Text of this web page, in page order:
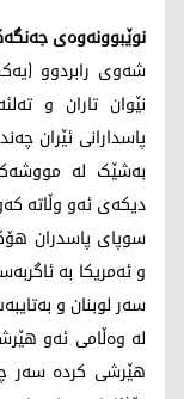
نوێبوونەوەی
نێوان تاران و
پاسدارانی ئێران
بەشێک لە
دیکەی ئەو وڵاتە
سوپای پاسدران
و ئەمریکا بە
سەر لوبنان و
لە وەڵامی ئەو
هێرشی کردە سەر